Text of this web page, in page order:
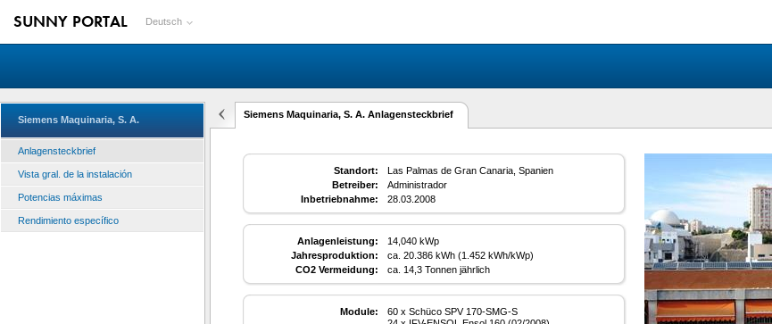
SUNNY PORTAL Deutsch
Siemens Maquinaria, S. A.
Anlagensteckbrief
Vista gral. de la instalación
Potencias máximas
Rendimiento específico
Siemens Maquinaria, S. A. Anlagensteckbrief
Standort:
Las Palmas de Gran Canaria, Spanien
Betreiber:
Administrador
Inbetriebnahme:
28.03.2008
Anlagenleistung:
14,040 kWp
Jahresproduktion:
ca. 20.386 kWh (1.452 kWh/kWp)
CO2 Vermeidung:
ca. 14,3 Tonnen jährlich
Module:
60 x Schüco SPV 170-SMG-S